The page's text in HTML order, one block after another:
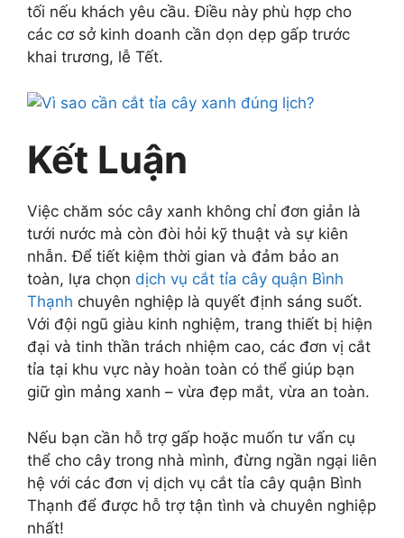
tối nếu khách yêu cầu. Điều này phù hợp cho
các cơ sở kinh doanh cần dọn dẹp gấp trước
khai trương, lễ Tết.
Kết Luận
Việc chăm sóc cây xanh không chỉ đơn giản là
tưới nước mà còn đòi hỏi kỹ thuật và sự kiên
nhẫn. Để tiết kiệm thời gian và đảm bảo an
toàn, lựa chọn dịch vụ cắt tỉa cây quận Bình
Thạnh chuyên nghiệp là quyết định sáng suốt.
Với đội ngũ giàu kinh nghiệm, trang thiết bị hiện
đại và tinh thần trách nhiệm cao, các đơn vị cắt
tỉa tại khu vực này hoàn toàn có thể giúp bạn
giữ gìn mảng xanh – vừa đẹp mắt, vừa an toàn.
Nếu bạn cần hỗ trợ gấp hoặc muốn tư vấn cụ
thể cho cây trong nhà mình, đừng ngần ngại liên
hệ với các đơn vị dịch vụ cắt tỉa cây quận Bình
Thạnh để được hỗ trợ tận tình và chuyên nghiệp
nhất!